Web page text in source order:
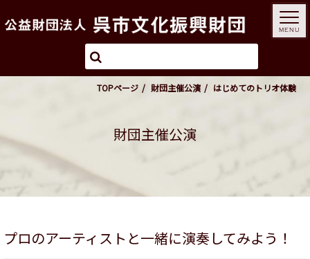
TOPページ 財団主催公演 はじめてのトリオ体験
財団主催公演
プロのアーティストと一緒に演奏してみよう！
MENU